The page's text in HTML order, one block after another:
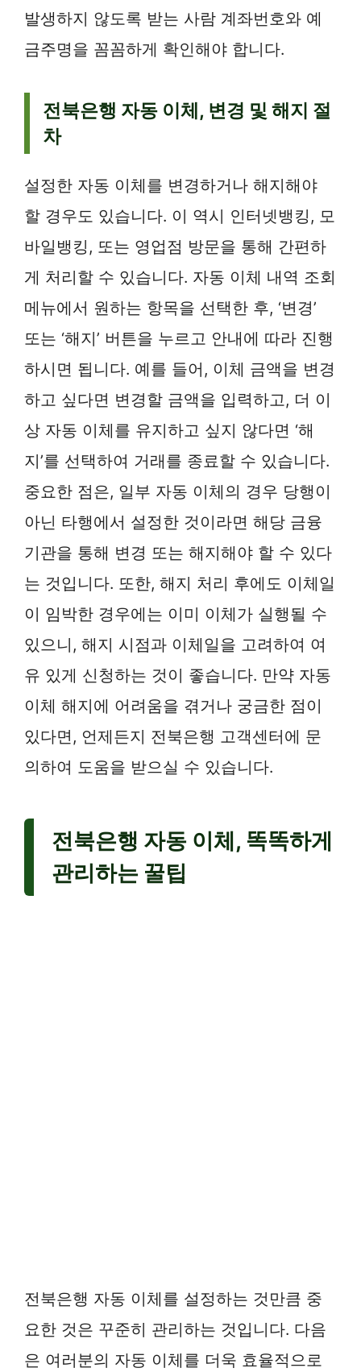
발생하지 않도록 받는 사람 계좌번호와 예
금주명을 꼼꼼하게 확인해야 합니다.
전북은행 자동 이체, 변경 및 해지 절
차
설정한 자동 이체를 변경하거나 해지해야
할 경우도 있습니다. 이 역시 인터넷뱅킹, 모
바일뱅킹, 또는 영업점 방문을 통해 간편하
게 처리할 수 있습니다. 자동 이체 내역 조회
메뉴에서 원하는 항목을 선택한 후, ‘변경’
또는 ‘해지’ 버튼을 누르고 안내에 따라 진행
하시면 됩니다. 예를 들어, 이체 금액을 변경
하고 싶다면 변경할 금액을 입력하고, 더 이
상 자동 이체를 유지하고 싶지 않다면 ‘해
지’를 선택하여 거래를 종료할 수 있습니다.
중요한 점은, 일부 자동 이체의 경우 당행이
아닌 타행에서 설정한 것이라면 해당 금융
기관을 통해 변경 또는 해지해야 할 수 있다
는 것입니다. 또한, 해지 처리 후에도 이체일
이 임박한 경우에는 이미 이체가 실행될 수
있으니, 해지 시점과 이체일을 고려하여 여
유 있게 신청하는 것이 좋습니다. 만약 자동
이체 해지에 어려움을 겪거나 궁금한 점이
있다면, 언제든지 전북은행 고객센터에 문
의하여 도움을 받으실 수 있습니다.
전북은행 자동 이체, 똑똑하게
관리하는 꿀팁
전북은행 자동 이체를 설정하는 것만큼 중
요한 것은 꾸준히 관리하는 것입니다. 다음
은 여러분의 자동 이체를 더욱 효율적으로